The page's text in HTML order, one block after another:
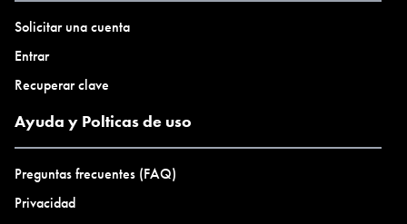
Solicitar una cuenta
Entrar
Recuperar clave
Ayuda y Polticas de uso
Preguntas frecuentes (FAQ)
Privacidad